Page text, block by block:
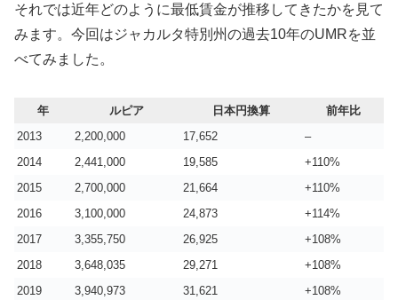
それでは近年どのように最低賃金が推移してきたかを見て
みます。今回はジャカルタ特別州の過去10年のUMRを並
べてみました。
年 ルピア 日本円換算
前年比
2013
2,200,000 17,652
–
2014
2,441,000 19,585
+110%
2015
2,700,000 21,664
+110%
2016
3,100,000 24,873
+114%
2017
3,355,750 26,925
+108%
2018
3,648,035 29,271
+108%
2019
3,940,973 31,621
+108%